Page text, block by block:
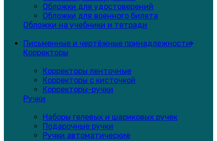
Обложки для удостоверений
Обложки для военного билета
Обложки на учебники и тетради
Письменные и чертёжные принадлежности
Корректоры
Корректоры ленточные
Корректоры с кисточкой
Корректоры-ручки
Ручки
Наборы гелевых и шариковых ручек
Подарочные ручки
Ручки автоматические